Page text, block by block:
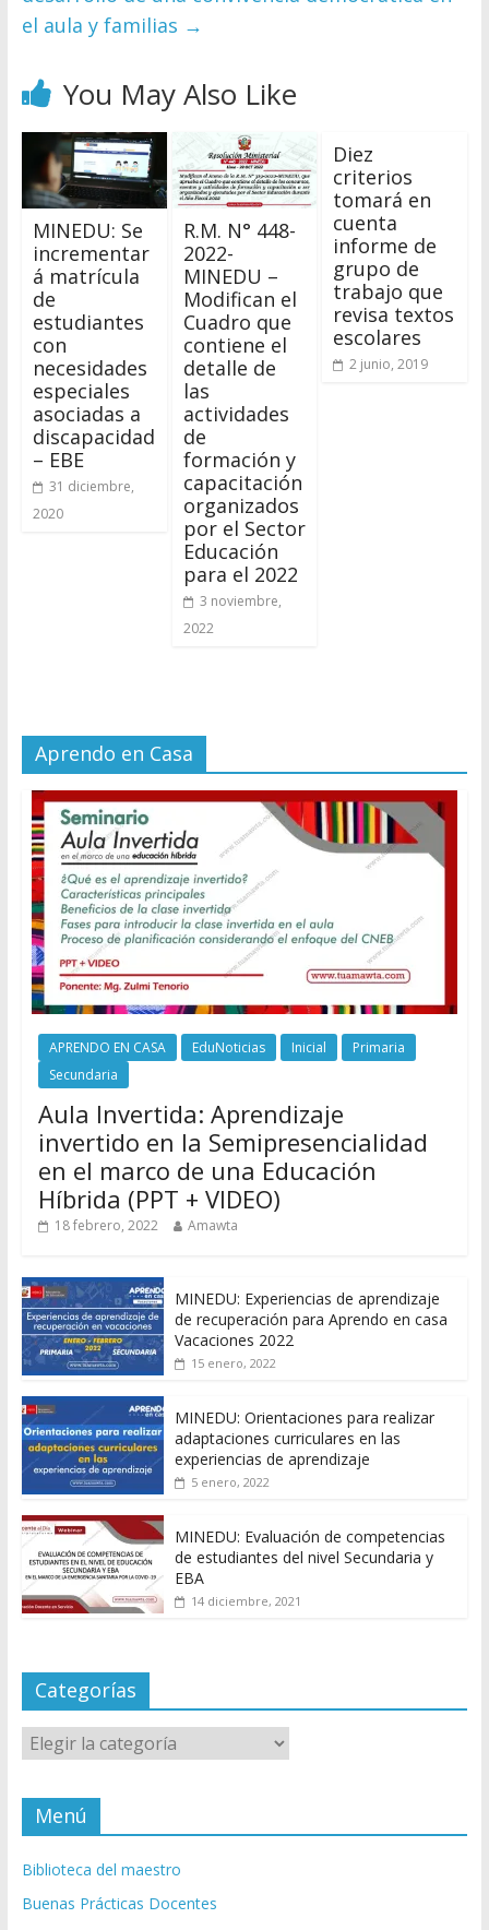
el aula y familias →
You May Also Like
MINEDU: Se
incrementar
á matrícula
de
estudiantes
con
necesidades
especiales
asociadas a
discapacidad
– EBE
31 diciembre,
2020
R.M. N° 448-
2022-
MINEDU –
Modifican el
Cuadro que
contiene el
detalle de
las
actividades
de
formación y
capacitación
organizados
por el Sector
Educación
para el 2022
3 noviembre,
2022
Diez
criterios
tomará en
cuenta
informe de
grupo de
trabajo que
revisa textos
escolares
2 junio, 2019
Aprendo en Casa
APRENDO EN CASA EduNoticias Inicial
Primaria
Secundaria
Aula Invertida: Aprendizaje
invertido en la Semipresencialidad
en el marco de una Educación
Híbrida (PPT + VIDEO)
18 febrero, 2022 Amawta
MINEDU: Experiencias de aprendizaje
de recuperación para Aprendo en casa
Vacaciones 2022
15 enero, 2022
MINEDU: Orientaciones para realizar
adaptaciones curriculares en las
experiencias de aprendizaje
5 enero, 2022
MINEDU: Evaluación de competencias
de estudiantes del nivel Secundaria y
EBA
14 diciembre, 2021
Categorías
Categorías
Menú
Biblioteca del maestro
Buenas Prácticas Docentes